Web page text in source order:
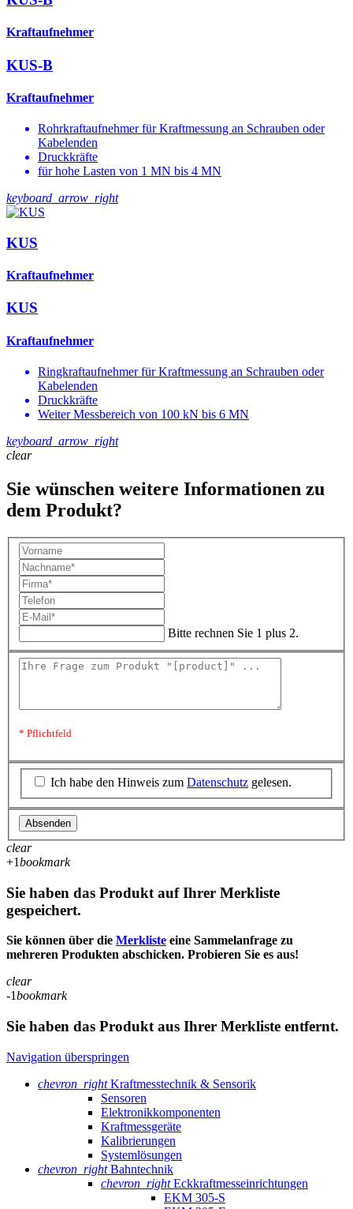
Kraftaufnehmer
KUS-B
Kraftaufnehmer
Rohrkraftaufnehmer für Kraftmessung an Schrauben oder
Kabelenden
Druckkräfte
für hohe Lasten von 1 MN bis 4 MN
keyboard_arrow_right
KUS
Kraftaufnehmer
KUS
Kraftaufnehmer
Ringkraftaufnehmer für Kraftmessung an Schrauben oder
Kabelenden
Druckkräfte
Weiter Messbereich von 100 kN bis 6 MN
keyboard_arrow_right
clear
Sie wünschen weitere Informationen zu
dem Produkt?
Bitte rechnen Sie 1 plus 2.
* Pflichtfeld
Ich habe den Hinweis zum Datenschutz gelesen.
Absenden
clear
+1bookmark
Sie haben das Produkt auf Ihrer Merkliste
gespeichert.
Sie können über die Merkliste eine Sammelanfrage zu
mehreren Produkten abschicken. Probieren Sie es aus!
clear
-1bookmark
Sie haben das Produkt aus Ihrer Merkliste entfernt.
Navigation überspringen
chevron_right Kraftmesstechnik & Sensorik
Sensoren
Elektronikkomponenten
Kraftmessgeräte
Kalibrierungen
Systemlösungen
chevron_right Bahntechnik
chevron_right Eckkraftmess­einrichtungen
EKM 305-S